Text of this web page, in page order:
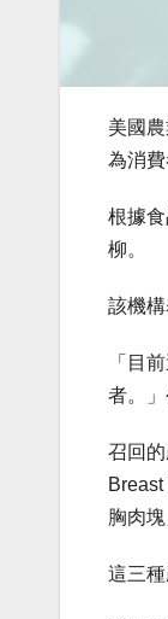
美國
為消
根據
柳。
該機
「目
者。」
召回
胸肉
這三